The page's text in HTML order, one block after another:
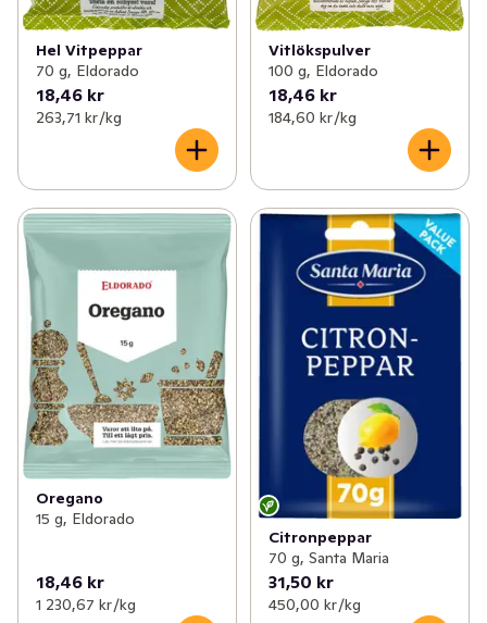
Hel Vitpeppar
70 g, Eldorado
18,46 kr
263,71 kr /kg
Vitlökspulver
100 g, Eldorado
18,46 kr
184,60 kr /kg
Oregano
15 g, Eldorado
18,46 kr
1 230,67 kr /kg
Citronpeppar
70 g, Santa Maria
31,50 kr
450,00 kr /kg